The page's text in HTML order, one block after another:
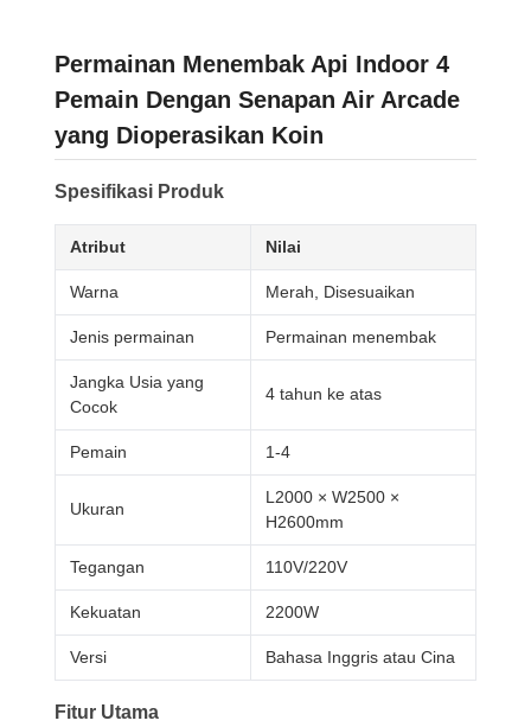
Permainan Menembak Api Indoor 4
Pemain Dengan Senapan Air Arcade
yang Dioperasikan Koin
Spesifikasi Produk
Atribut Nilai
Warna Merah, Disesuaikan
Jenis permainan Permainan menembak
Jangka Usia yang
Cocok
4 tahun ke atas
Pemain 1-4
Ukuran
L2000 × W2500 ×
H2600mm
Tegangan 110V/220V
Kekuatan 2200W
Versi Bahasa Inggris atau Cina
Fitur Utama